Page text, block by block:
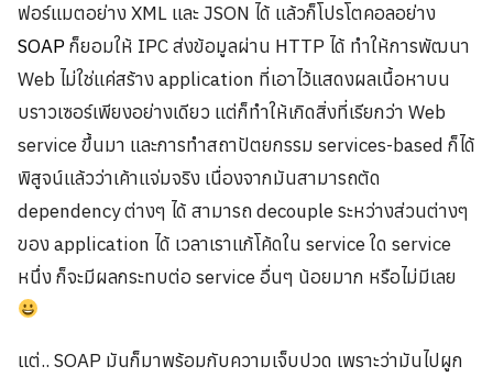
ฟอร์แมตอย่าง XML และ JSON ได้ แล้วก็โปรโตคอลอย่าง
SOAPก็ยอมให้ IPC ส่งข้อมูลผ่าน HTTP ได้ ทำให้การพัฒนา
Web ไม่ใช่แค่สร้าง application ที่เอาไว้แสดงผลเนื้อหาบน
บราวเซอร์เพียงอย่างเดียว แต่ก็ทำให้เกิดสิ่งที่เรียกว่า Web
service ขึ้นมา และการทำสถาปัตยกรรม services-based ก็ได้
พิสูจน์แล้วว่าเค้าแจ่มจริง เนื่องจากมันสามารถตัด
dependency ต่างๆ ได้ สามารถ decouple ระหว่างส่วนต่างๆ
ของ application ได้ เวลาเราแก้โค้ดใน service ใด service
หนึ่ง ก็จะมีผลกระทบต่อ service อื่นๆ น้อยมาก หรือไม่มีเลย
แต่.. SOAP มันก็มาพร้อมกับความเจ็บปวด เพราะว่ามันไปผูก